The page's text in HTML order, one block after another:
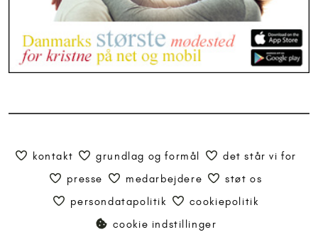
kontakt grundlag og formål
det står vi for
presse
medarbejdere
støt os
persondatapolitik
cookiepolitik
cookie indstillinger